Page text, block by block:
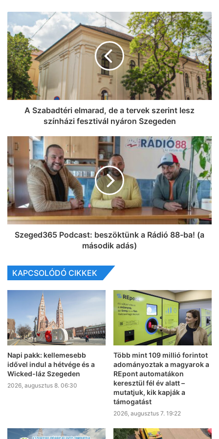
egyre jobban terjed a tűz (frissítve!)
A Szabadtéri elmarad, de a tervek szerint lesz
színházi fesztivál nyáron Szegeden
Szeged365 Podcast: beszöktünk a Rádió 88-ba! (a
második adás)
KAPCSOLÓDÓ CIKKEK
Napi pakk: kellemesebb
idővel indul a hétvége és a
Wicked-láz Szegeden
2026, augusztus 8. 06:30
Több mint 109 millió forintot
adományoztak a magyarok a
REpont automatákon
keresztül fél év alatt –
mutatjuk, kik kapják a
támogatást
2026, augusztus 7. 19:22